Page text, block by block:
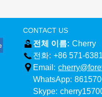
CONTACT US
전체 이름: Cherry
전화: +86 571-
Email:
WhatsApp:
Skype: